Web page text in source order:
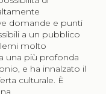
domande e punti
a un pubblico
molto
una più profonda
e ha innalzato il
culturale. È